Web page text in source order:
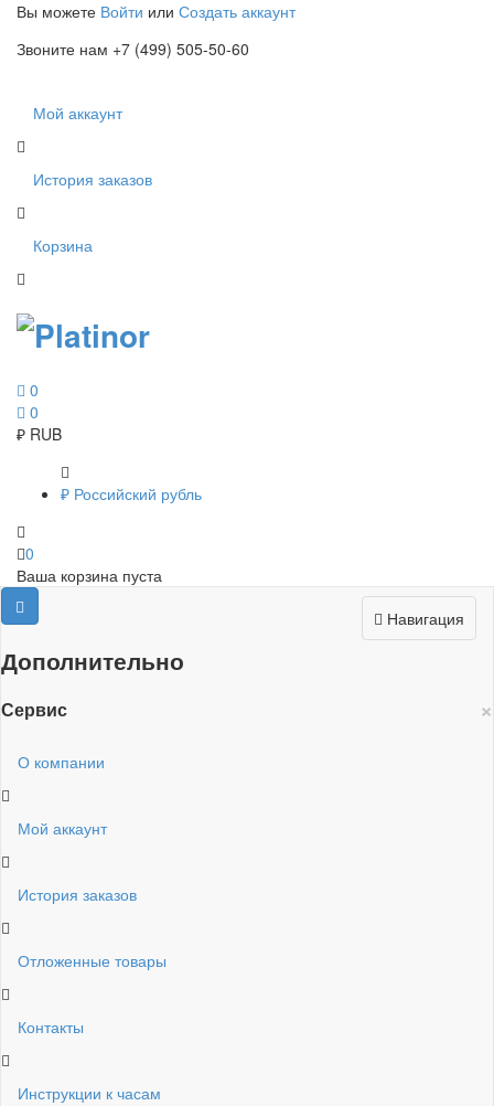
Вы можете Войти или Создать аккаунт
Звоните нам +7 (499) 505-50-60
Мой аккаунт
История заказов
Корзина
0
0
₽ RUB
₽ Российский рубль
0
Ваша корзина пуста
Навигация
Дополнительно
×
Сервис
О компании
Мой аккаунт
История заказов
Отложенные товары
Контакты
Инструкции к часам